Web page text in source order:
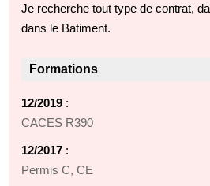
Je recherche tout type de contrat,
dans le Batiment.
Formations
12/2019 :
CACES R390
12/2017 :
Permis C, CE